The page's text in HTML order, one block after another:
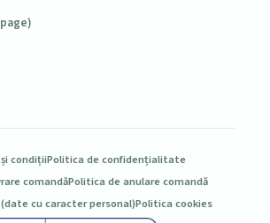
condițiiPolitica de confidențialitate
comandăPolitica de anulare comandă
(date cu caracter personal)Politica cookies